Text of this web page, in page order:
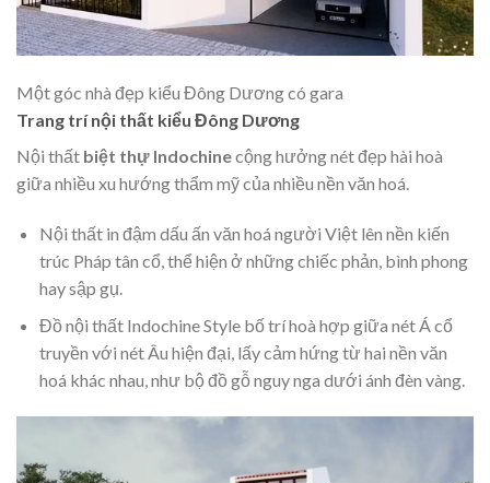
Một góc nhà đẹp kiểu Đông Dương có gara
Trang trí nội thất kiểu Đông Dương
Nội thất biệt thự Indochinecộng hưởng nét đẹp hài hoà
giữa nhiều xu hướng thẩm mỹ của nhiều nền văn hoá.
Nội thất in đậm dấu ấn văn hoá người Việt lên nền kiến
trúc Pháp tân cổ, thể hiện ở những chiếc phản, bình phong
hay sập gụ.
Đồ nội thất Indochine Style bố trí hoà hợp giữa nét Á cổ
truyền với nét Âu hiện đại, lấy cảm hứng từ hai nền văn
hoá khác nhau, như bộ đồ gỗ nguy nga dưới ánh đèn vàng.